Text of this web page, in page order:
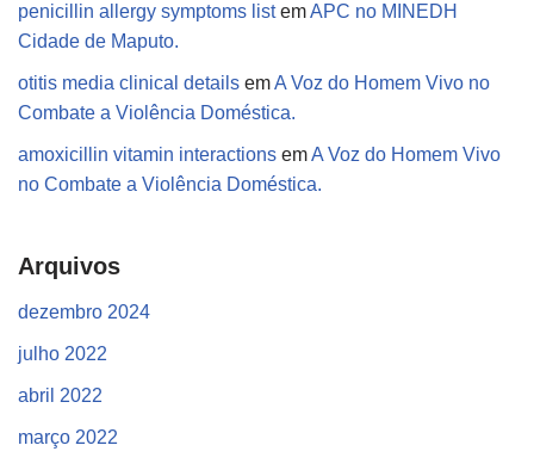
penicillin allergy symptoms listemAPC no MINEDH
Cidade de Maputo.
otitis media clinical details emA Voz do Homem Vivo no
Combate a Violência Doméstica.
amoxicillin vitamin interactions emA Voz do Homem Vivo
no Combate a Violência Doméstica.
Arquivos
dezembro 2024
julho 2022
abril 2022
março 2022